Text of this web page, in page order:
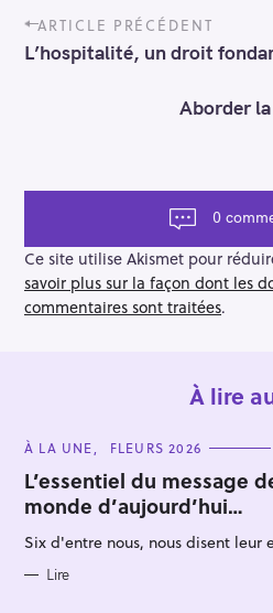
P
o
s
g
t
i
o
n
ARTICLE PRÉCÉDENT
L’hospitalité, un droit
Aborder la
0
Ce site utilise Akismet pour
savoir plus sur la façon dont les
commentaires sont traitées.
À lire
C
T
E
G
O
R
I
S
À LA UNE FLEURS 2026
L’essentiel du message
monde d’aujourd’hui…
Six d'entre nous, nous disent leur
Lire
R
e
c
e
r